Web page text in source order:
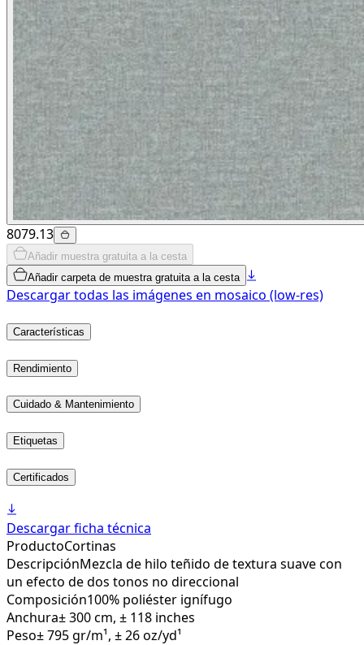
8079.13
Añadir muestra gratuita a la cesta
Añadir carpeta de muestra gratuita a la cesta
Descargar todas las imágenes en mosaico (low-res)
Características
Rendimiento
Cuidado & Mantenimiento
Etiquetas
Certificados
Descargar ficha técnica
ProductoCortinas
DescripciónMezcla de hilo teñido de textura suave con
un efecto de dos tonos no direccional
Composición100% poliéster ignífugo
Anchura± 300 cm, ± 118 inches
Peso± 795 gr/m¹, ± 26 oz/yd¹